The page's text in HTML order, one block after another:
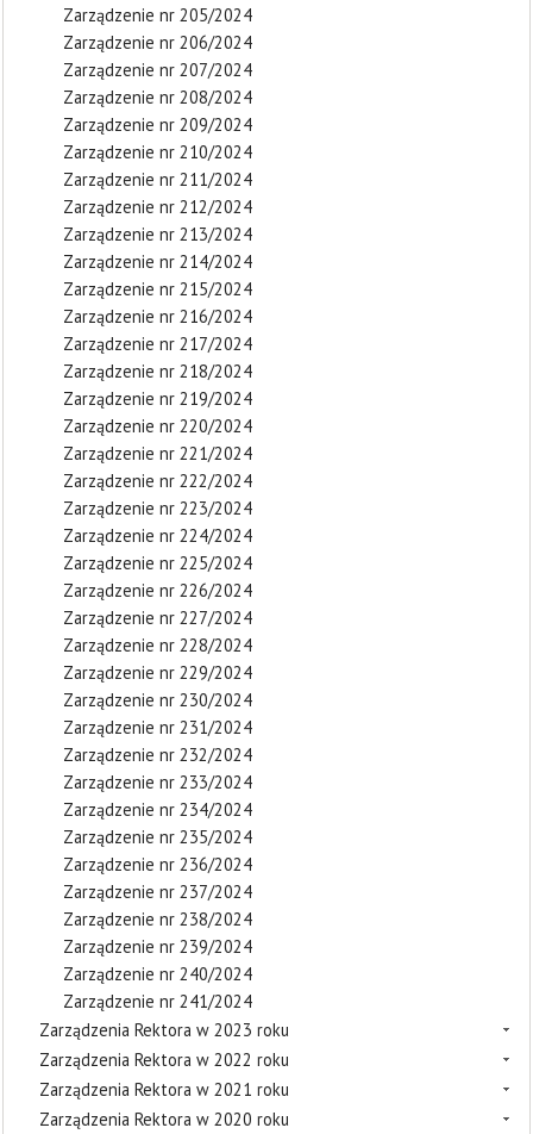
Zarządzenie nr 205/2024
Zarządzenie nr 206/2024
Zarządzenie nr 207/2024
Zarządzenie nr 208/2024
Zarządzenie nr 209/2024
Zarządzenie nr 210/2024
Zarządzenie nr 211/2024
Zarządzenie nr 212/2024
Zarządzenie nr 213/2024
Zarządzenie nr 214/2024
Zarządzenie nr 215/2024
Zarządzenie nr 216/2024
Zarządzenie nr 217/2024
Zarządzenie nr 218/2024
Zarządzenie nr 219/2024
Zarządzenie nr 220/2024
Zarządzenie nr 221/2024
Zarządzenie nr 222/2024
Zarządzenie nr 223/2024
Zarządzenie nr 224/2024
Zarządzenie nr 225/2024
Zarządzenie nr 226/2024
Zarządzenie nr 227/2024
Zarządzenie nr 228/2024
Zarządzenie nr 229/2024
Zarządzenie nr 230/2024
Zarządzenie nr 231/2024
Zarządzenie nr 232/2024
Zarządzenie nr 233/2024
Zarządzenie nr 234/2024
Zarządzenie nr 235/2024
Zarządzenie nr 236/2024
Zarządzenie nr 237/2024
Zarządzenie nr 238/2024
Zarządzenie nr 239/2024
Zarządzenie nr 240/2024
Zarządzenie nr 241/2024
Zarządzenia Rektora w 2023 roku
Zarządzenia Rektora w 2022 roku
Zarządzenia Rektora w 2021 roku
Zarządzenia Rektora w 2020 roku